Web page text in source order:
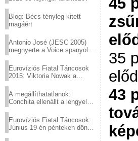
Blog: Bécs tényleg kitett
magáért
Antonio José (JESC 2005)
megnyerte a Voice spanyol
Eurovíziós Fiatal Táncosok
2015: Viktoria Nowak a
A megállíthatatlanok:
Conchita ellenállt a lengyel
Eurovíziós Fiatal Táncosok:
Június 19-én pénteken döntő
35
43